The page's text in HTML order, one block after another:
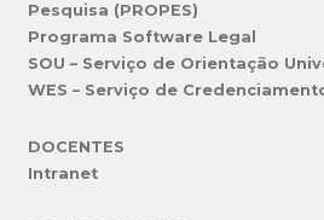
Pesquisa (PROPES)
Programa Software Legal
SOU – Serviço de Orientação
WES – Serviço de
DOCENTES
Intranet